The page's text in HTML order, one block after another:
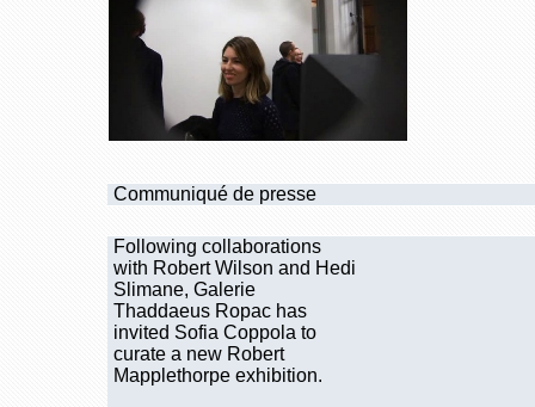
Communiqué de presse
Following collaborations
with Robert Wilson and Hedi
Slimane, Galerie
Thaddaeus Ropac has
invited Sofia Coppola to
curate a new Robert
Mapplethorpe exhibition.